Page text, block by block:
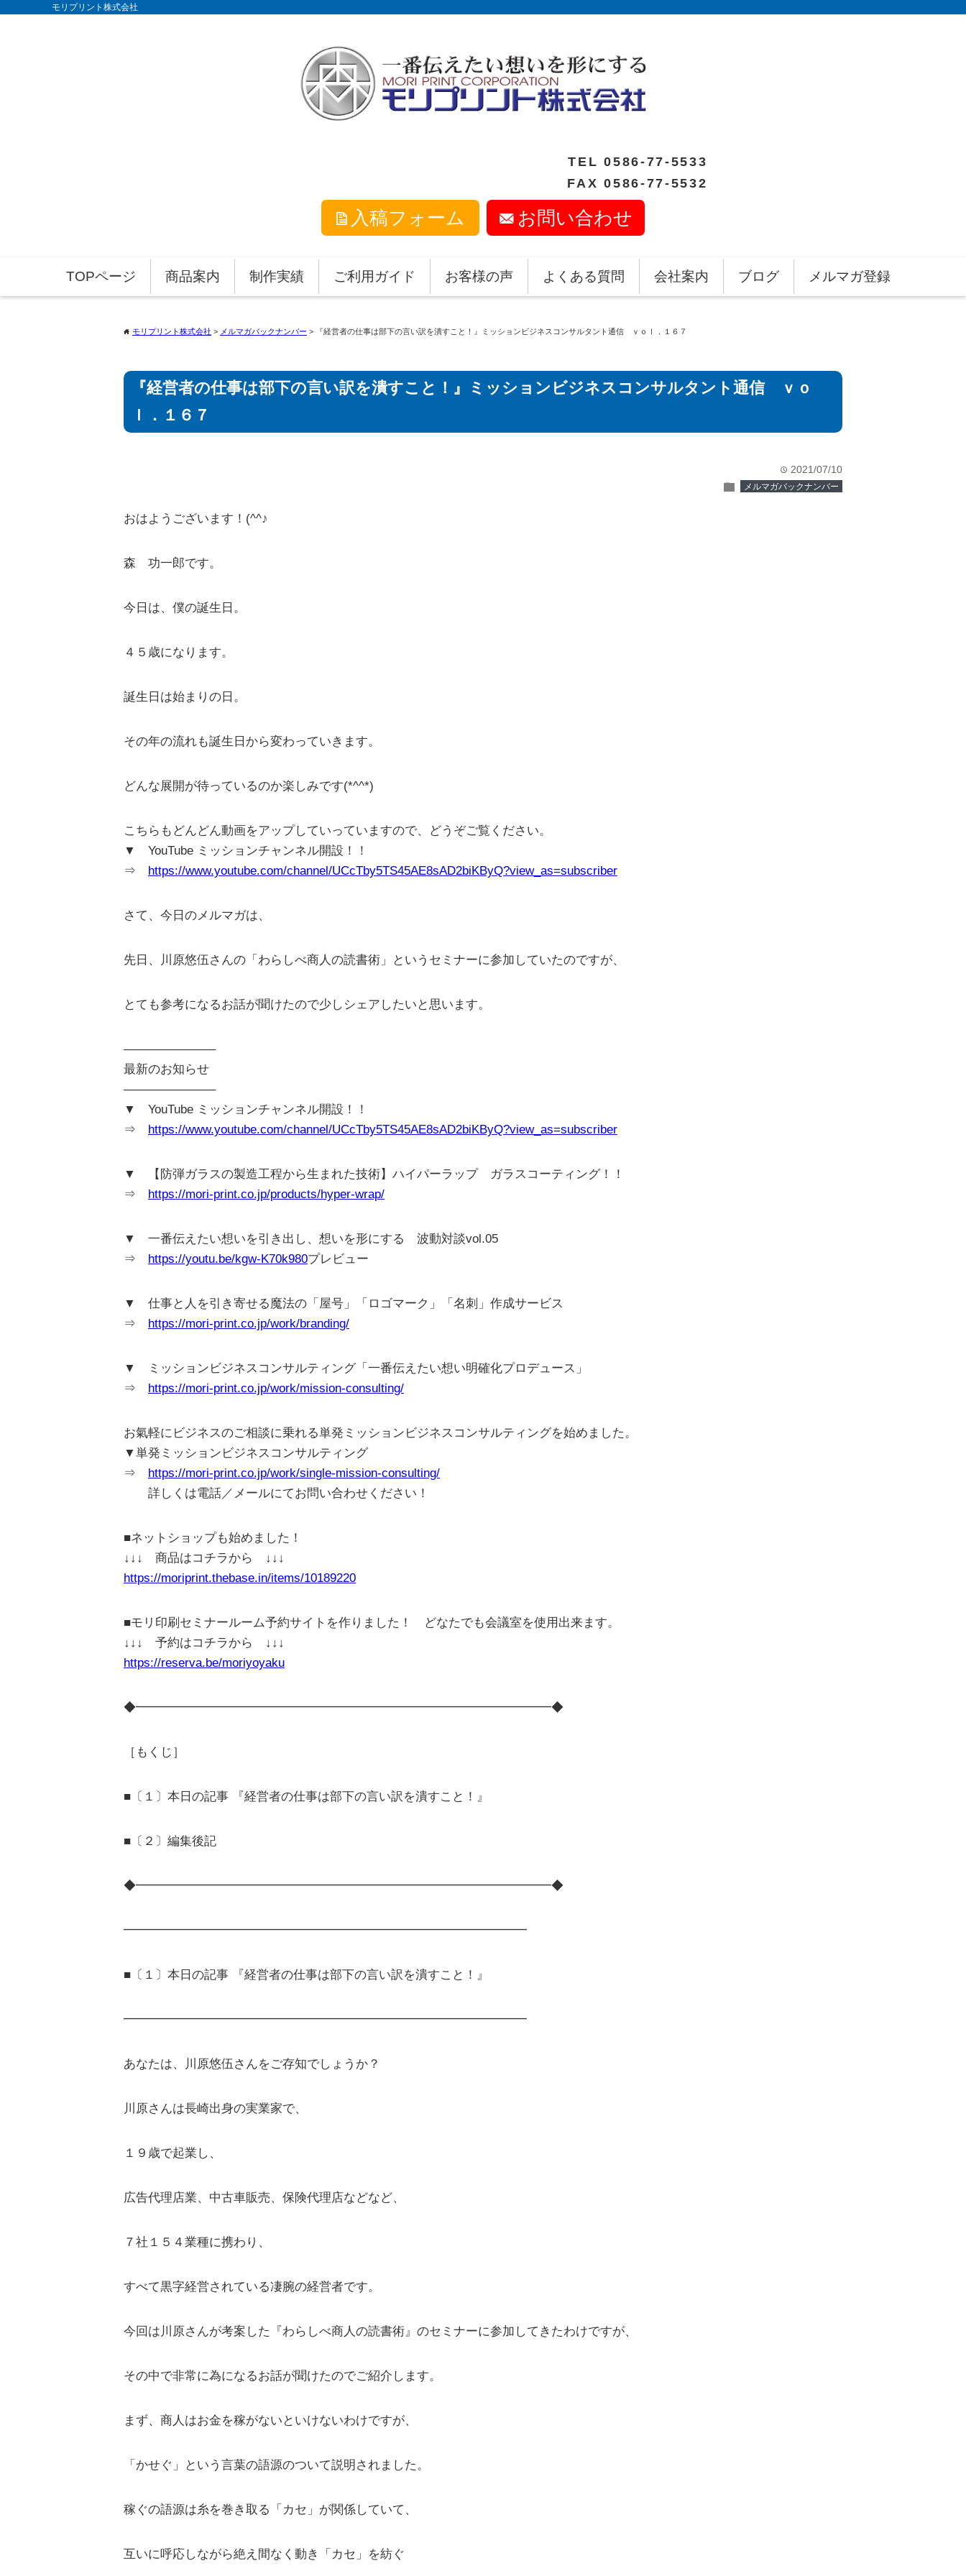
モリプリント株式会社
TEL0586-77-5533
FAX 0586-77-5532
入稿フォーム お問い合わせ
TOPページ 商品案内 制作実績 ご利用ガイド お客様の声 よくある質問 会社案内 ブログ メルマガ登録
home モリプリント株式会社 > メルマガバックナンバー > 『経営者の仕事は部下の言い訳を潰すこと！』ミッションビジネスコンサルタント通信 ｖｏｌ．１６７
『経営者の仕事は部下の言い訳を潰すこと！』ミッションビジネスコンサルタント通信 ｖｏ
ｌ．１６７
time 2021/07/10
folder メルマガバックナンバー
おはようございます！(^^♪
森 功一郎です。
今日は、僕の誕生日。
４５歳になります。
誕生日は始まりの日。
その年の流れも誕生日から変わっていきます。
どんな展開が待っているのか楽しみです(*^^*)
こちらもどんどん動画をアップしていっていますので、どうぞご覧ください。
▼ YouTube ミッションチャンネル開設！！
⇒ https://www.youtube.com/channel/UCcTby5TS45AE8sAD2biKByQ?view_as=subscriber
さて、今日のメルマガは、
先日、川原悠伍さんの「わらしべ商人の読書術」というセミナーに参加していたのですが、
とても参考になるお話が聞けたので少しシェアしたいと思います。
———————–
最新のお知らせ
———————–
▼ YouTube ミッションチャンネル開設！！
⇒ https://www.youtube.com/channel/UCcTby5TS45AE8sAD2biKByQ?view_as=subscriber
▼ 【防弾ガラスの製造工程から生まれた技術】ハイパーラップ ガラスコーティング！！
⇒ https://mori-print.co.jp/products/hyper-wrap/
▼ 一番伝えたい想いを引き出し、想いを形にする 波動対談vol.05
⇒ https://youtu.be/kgw-K70k980プレビュー
▼ 仕事と人を引き寄せる魔法の「屋号」「ロゴマーク」「名刺」作成サービス
⇒ https://mori-print.co.jp/work/branding/
▼ ミッションビジネスコンサルティング「一番伝えたい想い明確化プロデュース」
⇒ https://mori-print.co.jp/work/mission-consulting/
お氣軽にビジネスのご相談に乗れる単発ミッションビジネスコンサルティングを始めました。
▼単発ミッションビジネスコンサルティング
⇒ https://mori-print.co.jp/work/single-mission-consulting/
詳しくは電話／メールにてお問い合わせください！
■ネットショップも始めました！
↓↓↓ 商品はコチラから ↓↓↓
https://moriprint.thebase.in/items/10189220
■モリ印刷セミナールーム予約サイトを作りました！ どなたでも会議室を使用出来ます。
↓↓↓ 予約はコチラから ↓↓↓
https://reserva.be/moriyoyaku
◆━━━━━━━━━━━━━━━━━━━━━━━━━━━━━━━━━━◆
［もくじ］
■〔１〕本日の記事 『経営者の仕事は部下の言い訳を潰すこと！』
■〔２〕編集後記
◆━━━━━━━━━━━━━━━━━━━━━━━━━━━━━━━━━━◆
━━━━━━━━━━━━━━━━━━━━━━━━━━━━━━━━━
■〔１〕本日の記事 『経営者の仕事は部下の言い訳を潰すこと！』
━━━━━━━━━━━━━━━━━━━━━━━━━━━━━━━━━
あなたは、川原悠伍さんをご存知でしょうか？
川原さんは長崎出身の実業家で、
１９歳で起業し、
広告代理店業、中古車販売、保険代理店などなど、
７社１５４業種に携わり、
すべて黒字経営されている凄腕の経営者です。
今回は川原さんが考案した『わらしべ商人の読書術』のセミナーに参加してきたわけですが、
その中で非常に為になるお話が聞けたのでご紹介します。
まず、商人はお金を稼がないといけないわけですが、
「かせぐ」という言葉の語源のついて説明されました。
稼ぐの語源は糸を巻き取る「カセ」が関係していて、
互いに呼応しながら絶え間なく動き「カセ」を紡ぐ